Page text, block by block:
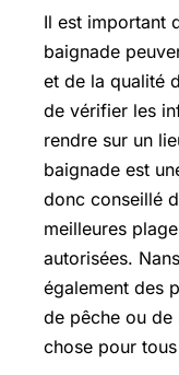
Il est important
baignade
et de la qualité
de vérifier les
rendre sur un
baignade est
donc conseillé
meilleures
autorisées.
également des
de pêche ou
chose pour